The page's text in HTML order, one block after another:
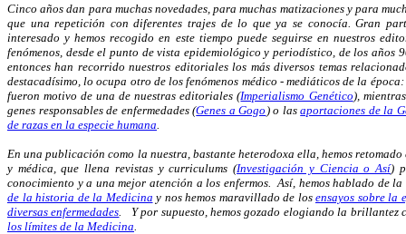
Cinco años dan para muchas novedades, para muchas matizaciones y para
que una repetición con diferentes trajes de lo que ya se conocía. Gran
interesado y hemos recogido en este tiempo puede seguirse en nuestros
fenómenos, desde el punto de vista epidemiológico y periodístico, de los años
entonces han recorrido nuestros editoriales los más diversos temas
destacadísimo, lo ocupa otro de los fenómenos médico - mediáticos de la
fueron motivo de una de nuestras editoriales (Imperialismo Genético),
genes responsables de enfermedades (Genes a Gogo ) o lasaportaciones de la
de razas en la especie humana
En una publicación como la nuestra, bastante heterodoxa ella, hemos
y médica, que llena revistas y curriculums (Investigación y Ciencia o Así)
conocimiento y a una mejor atención a los enfermos. Así, hemos hablado de la
de la historia de la Medicina y nos hemos maravillado de los ensayos sobre la
diversas enfermedades . Y por supuesto, hemos gozado elogiando la
los límites de la Medicina